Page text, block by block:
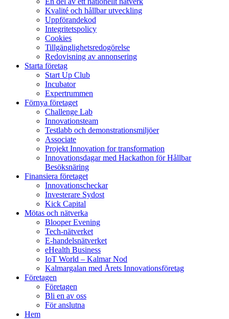
Kvalité och hållbar utveckling
Uppförandekod
Integritetspolicy
Cookies
Tillgänglighetsredogörelse
Redovisning av annonsering
Starta företag
Start Up Club
Incubator
Expertrummen
Förnya företaget
Challenge Lab
Innovationsteam
Testlabb och demonstrationsmiljöer
Associate
Projekt Innovation for transformation
Innovationsdagar med Hackathon för Hållbar
Besöksnäring
Finansiera företaget
Innovationscheckar
Investerare Sydost
Kick Capital
Mötas och nätverka
Blooper Evening
Tech-nätverket
E-handelsnätverket
eHealth Business
IoT World – Kalmar Nod
Kalmargalan med Årets Innovationsföretag
Företagen
Företagen
Bli en av oss
För anslutna
Hem